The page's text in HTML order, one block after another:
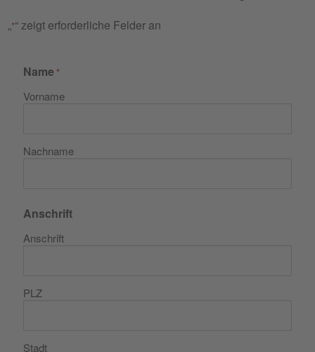
„*“ zeigt erforderliche Felder an
Name *
Vorname
Nachname
Anschrift
Anschrift
PLZ
Stadt